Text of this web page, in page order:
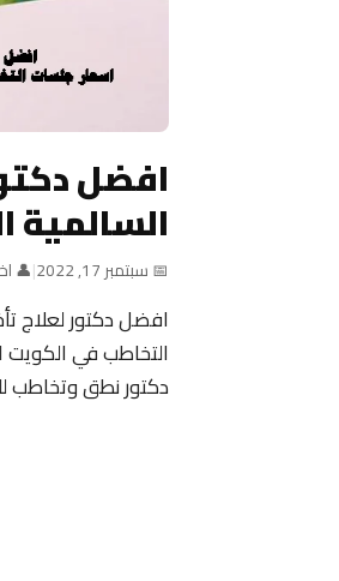
افضل
السالمية
📅 سبتمبر 17, 2022 |
👤
افضل دكتور لعلاج
التخاطب في
دكتور نطق وتخاطب